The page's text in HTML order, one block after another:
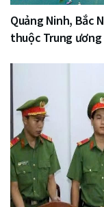
Quảng Ninh, Bắc
thuộc Trung ương